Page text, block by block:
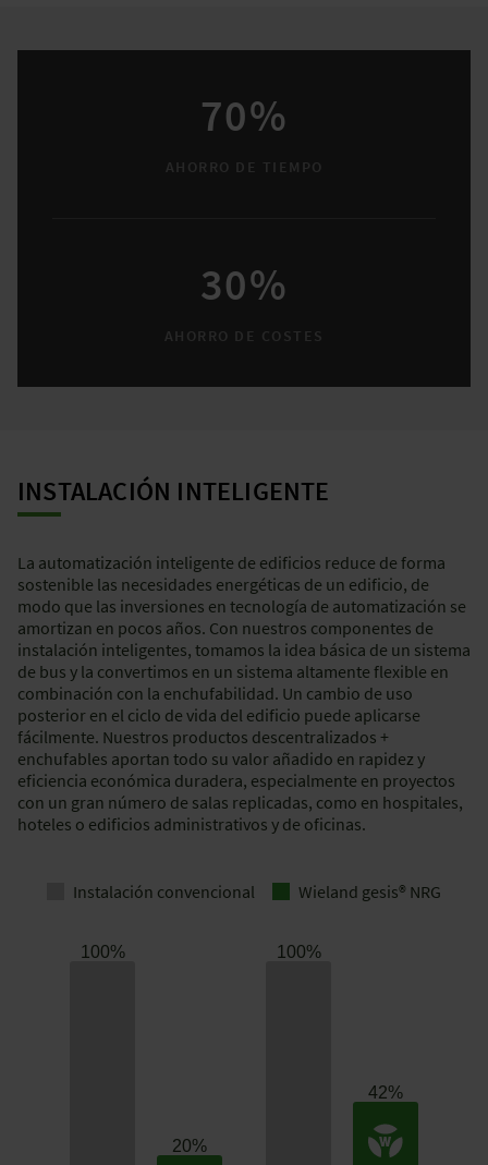
70%
AHORRO DE TIEMPO
30%
AHORRO DE COSTES
INSTALACIÓN INTELIGENTE
La automatización inteligente de edificios reduce de forma
sostenible las necesidades energéticas de un edificio, de
modo que las inversiones en tecnología de automatización se
amortizan en pocos años. Con nuestros componentes de
instalación inteligentes, tomamos la idea básica de un sistema
de bus y la convertimos en un sistema altamente flexible en
combinación con la enchufabilidad. Un cambio de uso
posterior en el ciclo de vida del edificio puede aplicarse
fácilmente. Nuestros productos descentralizados +
enchufables aportan todo su valor añadido en rapidez y
eficiencia económica duradera, especialmente en proyectos
con un gran número de salas replicadas, como en hospitales,
hoteles o edificios administrativos y de oficinas.
Instalación convencional Wieland gesis® NRG